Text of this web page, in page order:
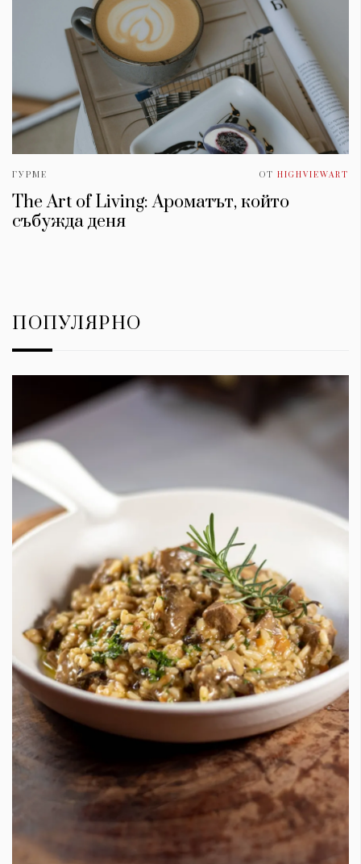
ГУРМЕ ОТ HIGHVIEWART
The Art of Living: Ароматът, който
събужда деня
ПОПУЛЯРНО
КАТЕГОРИИ
Wine&Dine
Мода
ЗА НАС
Условия за
ползване
За нас
Политика за